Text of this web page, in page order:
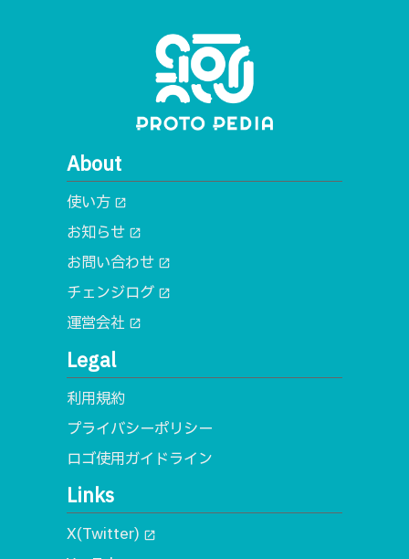
About
使い方 open_in_new
お知らせ open_in_new
お問い合わせ open_in_new
チェンジログ open_in_new
運営会社 open_in_new
Legal
利用規約
プライバシーポリシー
ロゴ使用ガイドライン
Links
X(Twitter) open_in_new